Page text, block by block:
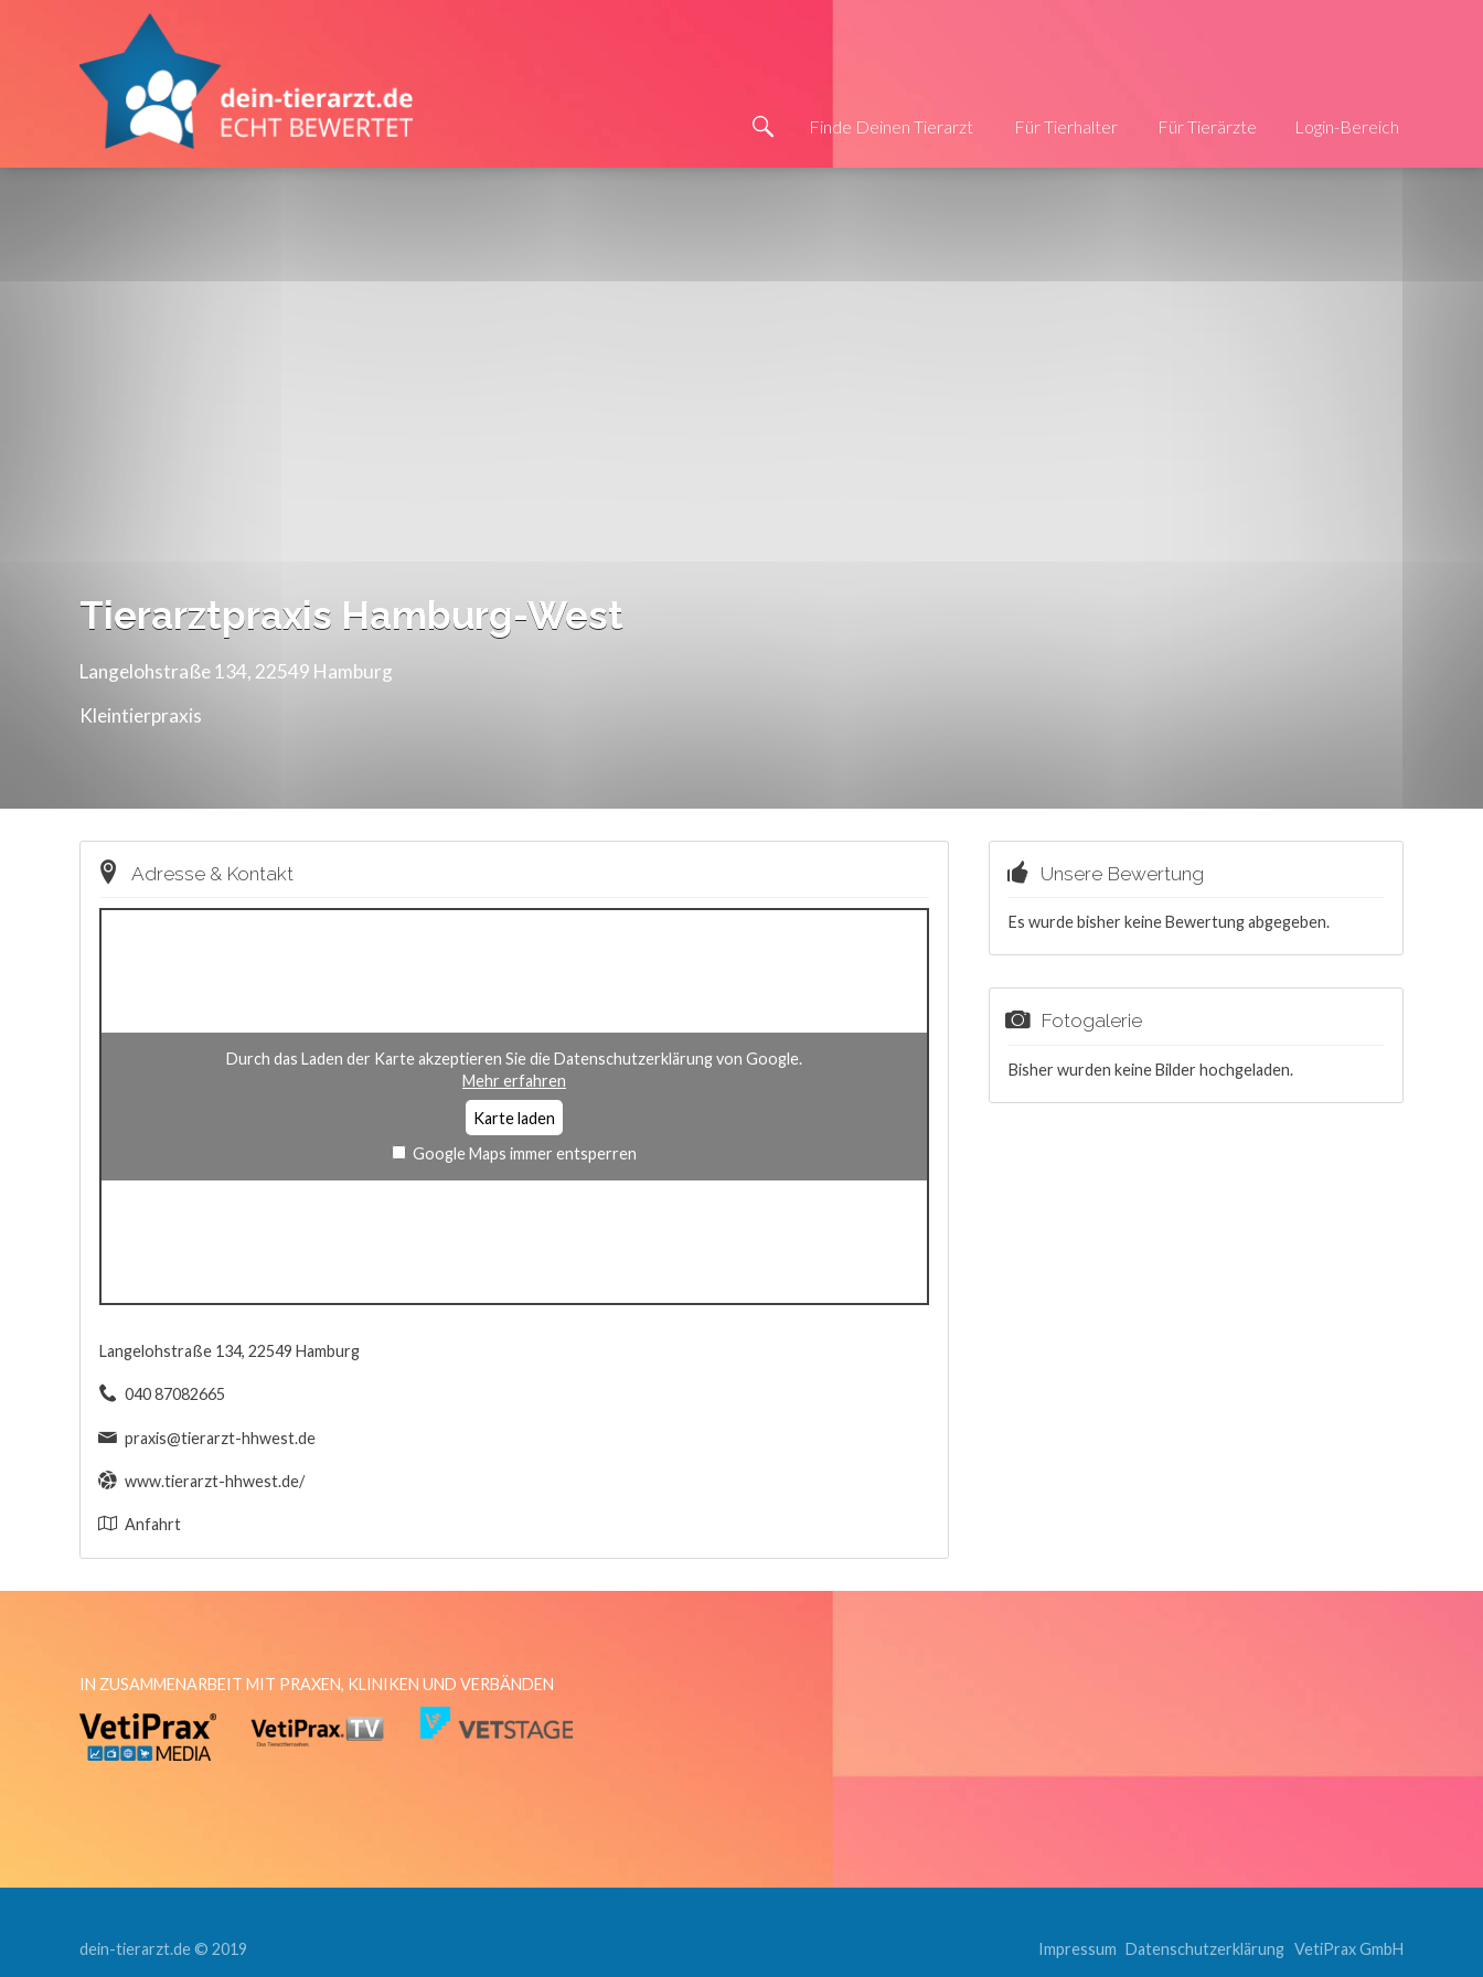
Finde Deinen Tierarzt Für Tierhalter Für Tierärzte
Die Infos
Login-Bereich
Tierarztpraxis Hamburg-West
Langelohstraße 134, 22549 Hamburg
Kleintierpraxis
Adresse & Kontakt
Durch das Laden der Karte akzeptieren Sie die Datenschutzerklärung von Google.
Mehr erfahren
Karte laden
Google Maps immer entsperren
Langelohstraße 134, 22549 Hamburg
040 87082665
praxis@tierarzt-hhwest.de
www.tierarzt-hhwest.de/
Anfahrt
Unsere Bewertung
Es wurde bisher keine Bewertung abgegeben.
Fotogalerie
Bisher wurden keine Bilder hochgeladen.
IN ZUSAMMENARBEIT MIT PRAXEN, KLINIKEN UND VERBÄNDEN
dein-tierarzt.de © 2019 Impressum Datenschutzerklärung VetiPrax GmbH